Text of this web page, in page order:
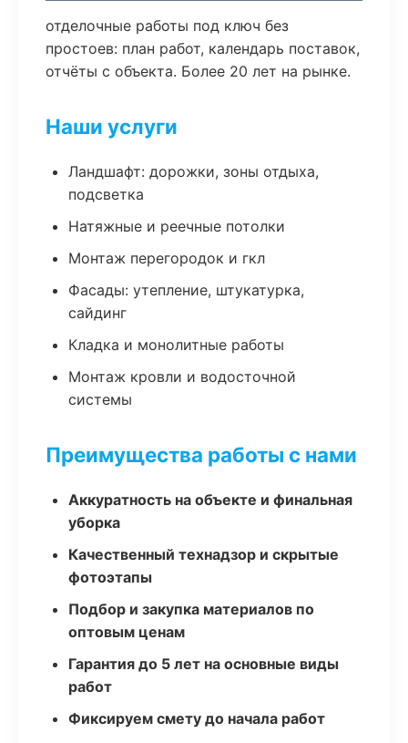
отделочные работы под ключ без
простоев: план работ, календарь поставок,
отчёты с объекта. Более 20 лет на рынке.
Наши услуги
Ландшафт: дорожки, зоны отдыха,
подсветка
Натяжные и реечные потолки
Монтаж перегородок и гкл
Фасады: утепление, штукатурка,
сайдинг
Кладка и монолитные работы
Монтаж кровли и водосточной
системы
Преимущества работы с нами
Аккуратность на объекте и финальная
уборка
Качественный технадзор и скрытые
фотоэтапы
Подбор и закупка материалов по
оптовым ценам
Гарантия до 5 лет на основные виды
работ
Фиксируем смету до начала работ